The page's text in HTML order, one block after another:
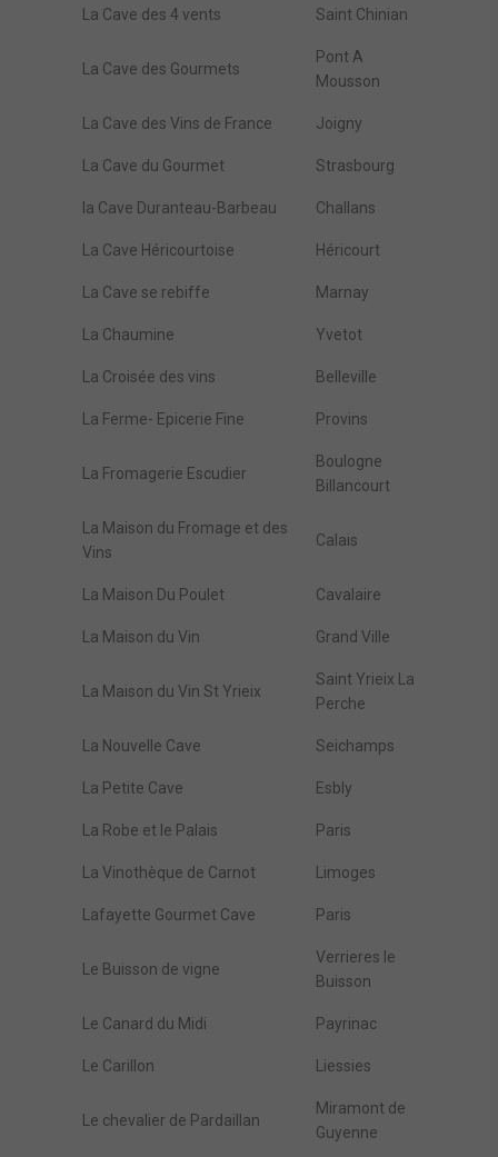
La Cave des 4 vents Saint Chinian
La Cave des Gourmets
Pont A
Mousson
La Cave des Vins de France Joigny
La Cave du Gourmet Strasbourg
la Cave Duranteau-Barbeau Challans
La Cave Héricourtoise Héricourt
La Cave se rebiffe Marnay
La Chaumine Yvetot
La Croisée des vins Belleville
La Ferme- Epicerie Fine Provins
La Fromagerie Escudier
Boulogne
Billancourt
La Maison du Fromage et des
Vins
Calais
La Maison Du Poulet Cavalaire
La Maison du Vin Grand Ville
La Maison du Vin St Yrieix
Saint Yrieix La
Perche
La Nouvelle Cave Seichamps
La Petite Cave Esbly
La Robe et le Palais Paris
La Vinothèque de Carnot Limoges
Lafayette Gourmet Cave Paris
Le Buisson de vigne
Verrieres le
Buisson
Le Canard du Midi Payrinac
Le Carillon Liessies
Le chevalier de Pardaillan
Miramont de
Guyenne